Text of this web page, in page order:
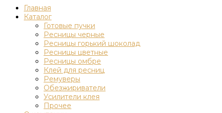
Главная
Каталог
Готовые пучки
Ресницы черные
Ресницы горький шоколад
Ресницы цветные
Ресницы омбре
Клей для ресниц
Ремуверы
Обезжириватели
Усилители клея
Прочее